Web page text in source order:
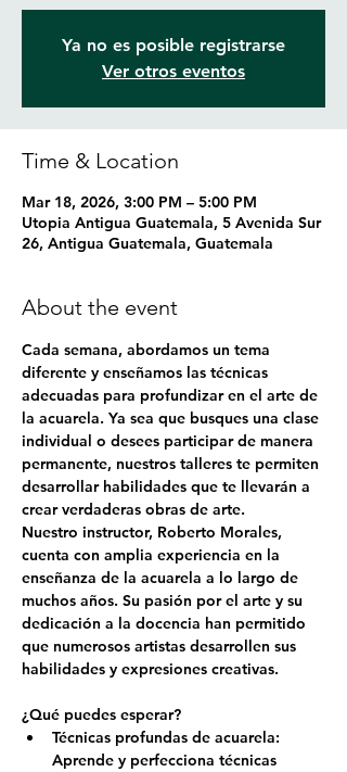
Ya no es posible registrarse
Ver otros eventos
Time & Location
Mar 18, 2026, 3:00 PM – 5:00 PM
Utopia Antigua Guatemala, 5 Avenida Sur
26, Antigua Guatemala, Guatemala
About the event
Cada semana, abordamos un tema
diferente y enseñamos las técnicas
adecuadas para profundizar en el arte de
la acuarela. Ya sea que busques una clase
individual o desees participar de manera
permanente, nuestros talleres te permiten
desarrollar habilidades que te llevarán a
crear verdaderas obras de arte.
Nuestro instructor, Roberto Morales,
cuenta con amplia experiencia en la
enseñanza de la acuarela a lo largo de
muchos años. Su pasión por el arte y su
dedicación a la docencia han permitido
que numerosos artistas desarrollen sus
habilidades y expresiones creativas.
¿Qué puedes esperar?
Técnicas profundas de acuarela:
Aprende y perfecciona técnicas